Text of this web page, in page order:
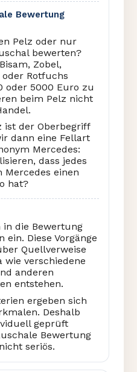
Bewertung
Pelz oder nur
bewerten?
Zobel,
oder Rotfuchs
oder 5000 Euro zu
beim Pelz nicht
ist der Oberbegriff
dann eine Fellart
Mercedes:
dass jedes
Mercedes einen
hat?
in die Bewertung
ein. Diese Vorgänge
Quellverweise
wie verschiedene
anderen
entstehen.
ergeben sich
Deshalb
geprüft
Bewertung
seriös.